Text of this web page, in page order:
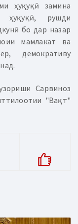
ҳуқуқӣ замина
ҳуқуқӣ, рушди
бо дар назар
мамлакат ва
демокративу
Сарвиноз
"Вақт"